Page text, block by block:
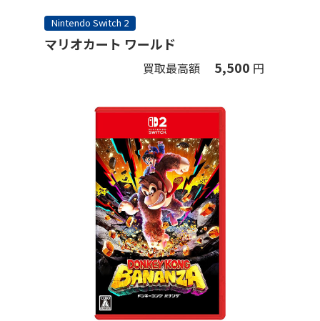
Nintendo Switch 2
マリオカート ワールド
買取最高額 5,500 円